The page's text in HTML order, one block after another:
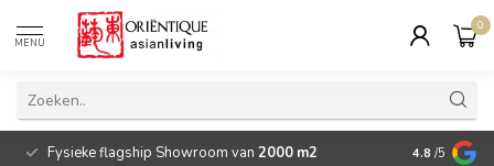
MENU
0
Fysieke flagship Showroom van 2000 m2 Betaalbare
4.8 /5